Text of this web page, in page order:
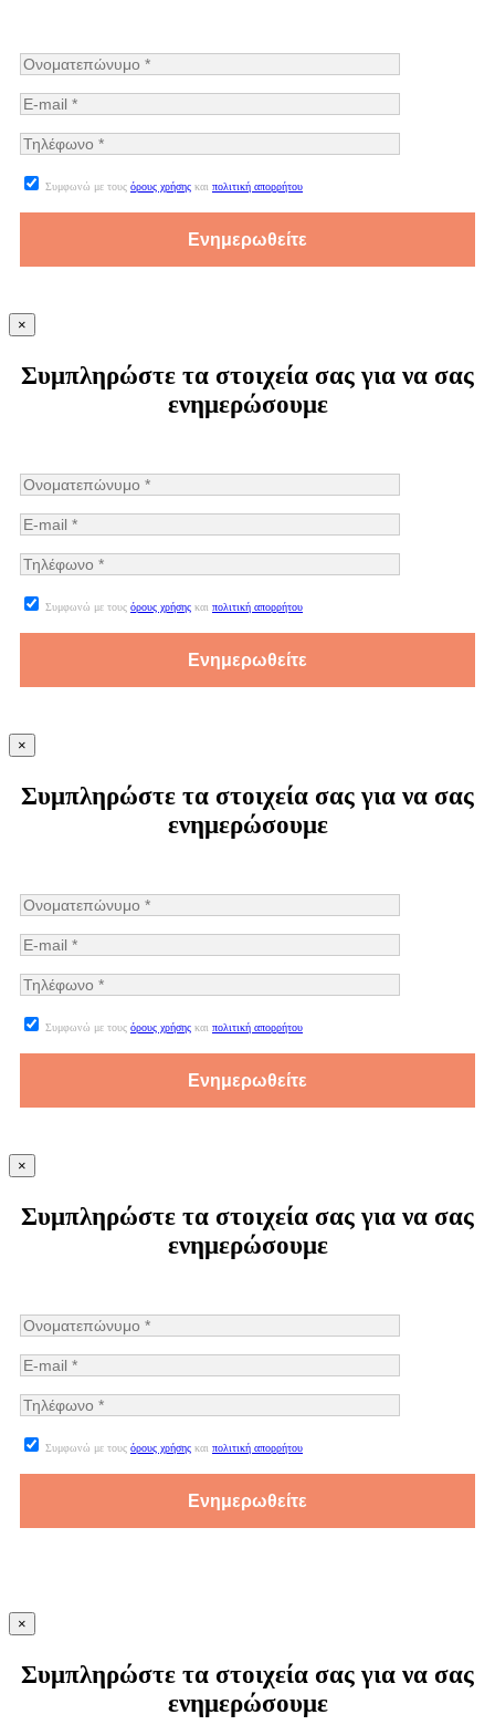
Συμφωνώ με τους όρους χρήσης και πολιτική απορρήτου
×
Συμπληρώστε τα στοιχεία σας για να σας
ενημερώσουμε
Συμφωνώ με τους όρους χρήσης και πολιτική απορρήτου
×
Συμπληρώστε τα στοιχεία σας για να σας
ενημερώσουμε
Συμφωνώ με τους όρους χρήσης και πολιτική απορρήτου
×
Συμπληρώστε τα στοιχεία σας για να σας
ενημερώσουμε
Συμφωνώ με τους όρους χρήσης και πολιτική απορρήτου
×
Συμπληρώστε τα στοιχεία σας για να σας
ενημερώσουμε